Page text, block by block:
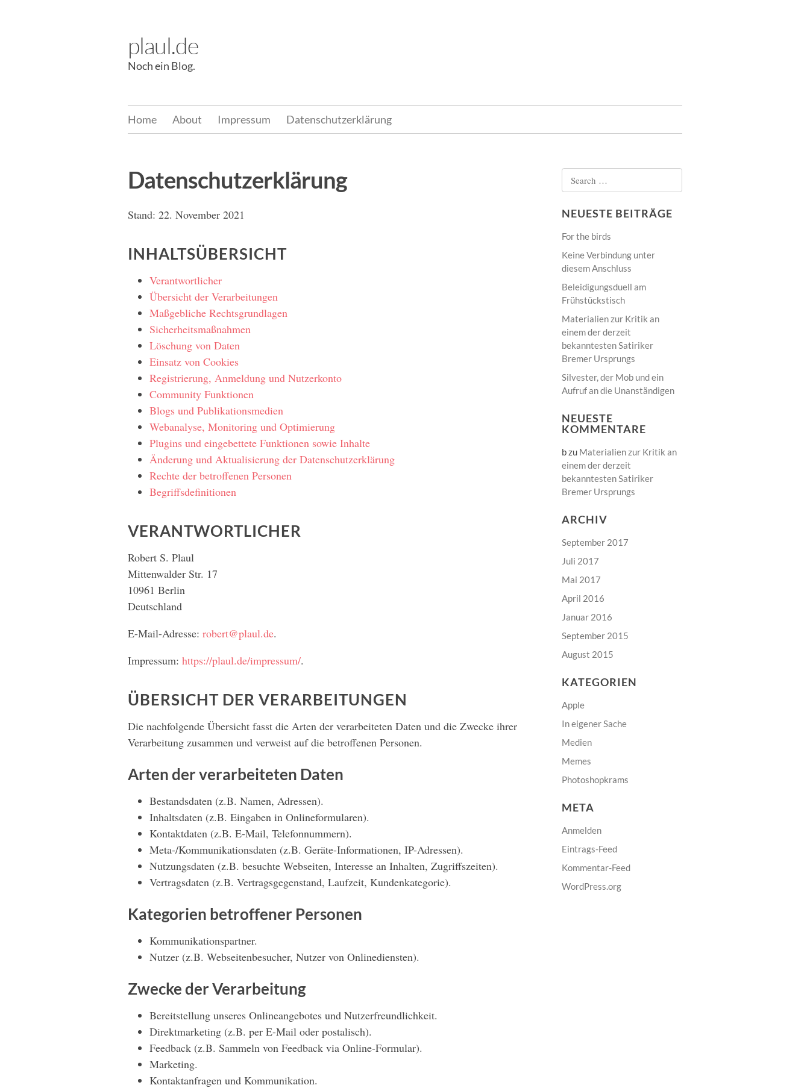
content
plaul.de
Noch ein Blog.
Home About Impressum Datenschutzerklärung
Datenschutzerklärung
Stand: 22. November 2021
INHALTSÜBERSICHT
Verantwortlicher
Übersicht der Verarbeitungen
Maßgebliche Rechtsgrundlagen
Sicherheitsmaßnahmen
Löschung von Daten
Einsatz von Cookies
Registrierung, Anmeldung und Nutzerkonto
Community Funktionen
Blogs und Publikationsmedien
Webanalyse, Monitoring und Optimierung
Plugins und eingebettete Funktionen sowie Inhalte
Änderung und Aktualisierung der Datenschutzerklärung
Rechte der betroffenen Personen
Begriffsdefinitionen
VERANTWORTLICHER
Robert S. Plaul
Mittenwalder Str. 17
10961 Berlin
Deutschland
E-Mail-Adresse: robert@plaul.de.
Impressum: https://plaul.de/impressum/.
ÜBERSICHT DER VERARBEITUNGEN
Die nachfolgende Übersicht fasst die Arten der verarbeiteten Daten und die Zwecke ihrer
Verarbeitung zusammen und verweist auf die betroffenen Personen.
Arten der verarbeiteten Daten
Bestandsdaten (z.B. Namen, Adressen).
Inhaltsdaten (z.B. Eingaben in Onlineformularen).
Kontaktdaten (z.B. E-Mail, Telefonnummern).
Meta-/Kommunikationsdaten (z.B. Geräte-Informationen, IP-Adressen).
Nutzungsdaten (z.B. besuchte Webseiten, Interesse an Inhalten, Zugriffszeiten).
Vertragsdaten (z.B. Vertragsgegenstand, Laufzeit, Kundenkategorie).
Kategorien betroffener Personen
Kommunikationspartner.
Nutzer (z.B. Webseitenbesucher, Nutzer von Onlinediensten).
Zwecke der Verarbeitung
Bereitstellung unseres Onlineangebotes und Nutzerfreundlichkeit.
Direktmarketing (z.B. per E-Mail oder postalisch).
Feedback (z.B. Sammeln von Feedback via Online-Formular).
Marketing.
Kontaktanfragen und Kommunikation.
for:
NEUESTE BEITRÄGE
For the birds
Keine Verbindung unter
diesem Anschluss
Beleidigungsduell am
Frühstückstisch
Materialien zur Kritik an
einem der derzeit
bekanntesten Satiriker
Bremer Ursprungs
Silvester, der Mob und ein
Aufruf an die Unanständigen
NEUESTE
KOMMENTARE
bzu Materialien zur Kritik an
einem der derzeit
bekanntesten Satiriker
Bremer Ursprungs
ARCHIV
September 2017
Juli 2017
Mai 2017
April 2016
Januar 2016
September 2015
August 2015
KATEGORIEN
Apple
In eigener Sache
Medien
Memes
Photoshopkrams
META
Anmelden
Eintrags-Feed
Kommentar-Feed
WordPress.org